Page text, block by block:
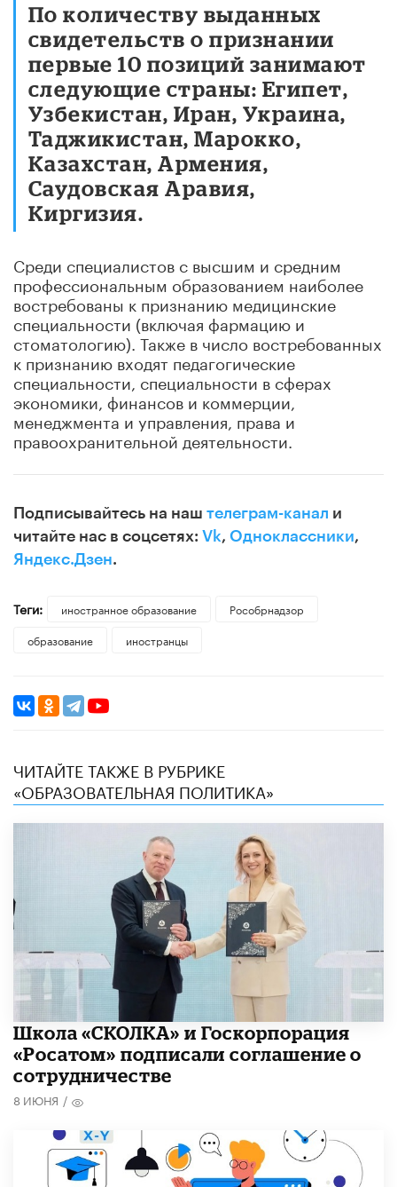
По количеству выданных
свидетельств о признании
первые 10 позиций занимают
следующие страны: Египет,
Узбекистан, Иран, Украина,
Таджикистан, Марокко,
Казахстан, Армения,
Саудовская Аравия,
Киргизия.
Среди специалистов с высшим и средним
профессиональным образованием наиболее
востребованы к признанию медицинские
специальности (включая фармацию и
стоматологию). Также в число востребованных
к признанию входят педагогические
специальности, специальности в сферах
экономики, финансов и коммерции,
менеджмента и управления, права и
правоохранительной деятельности.
Подписывайтесь на наш телеграм-канал и
читайте нас в соцсетях: Vk, Одноклассники,
Яндекс.Дзен.
Теги: иностранное образование
Рособрнадзор
образование
иностранцы
ЧИТАЙТЕ ТАКЖЕ В РУБРИКЕ
«ОБРАЗОВАТЕЛЬНАЯ ПОЛИТИКА»
Школа «СКОЛКА» и Госкорпорация
«Росатом» подписали соглашение о
сотрудничестве
8 ИЮНЯ /